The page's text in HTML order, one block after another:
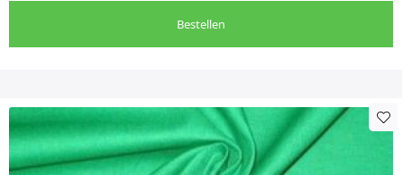
Bestellen